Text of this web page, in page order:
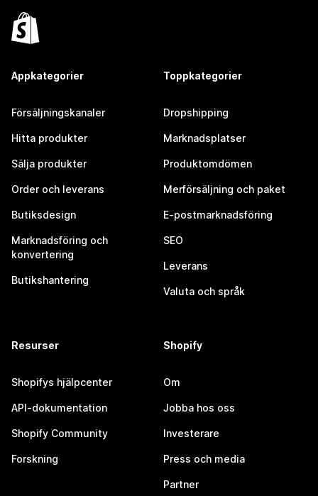
Appkategorier
Försäljningskanaler
Hitta produkter
Sälja produkter
Order och leverans
Butiksdesign
Marknadsföring och
konvertering
Butikshantering
Toppkategorier
Dropshipping
Marknadsplatser
Produktomdömen
Merförsäljning och paket
E-postmarknadsföring
SEO
Leverans
Valuta och språk
Resurser
Shopifys hjälpcenter
API-dokumentation
Shopify Community
Forskning
Shopify
Om
Jobba hos oss
Investerare
Press och media
Partner